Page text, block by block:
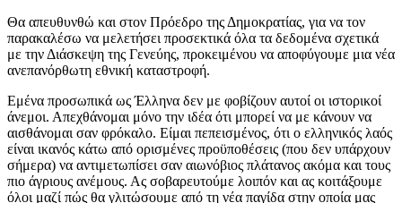
Θα απευθυνθώ και στον Πρόεδρο της Δημοκρατίας, για να τον
παρακαλέσω να μελετήσει προσεκτικά όλα τα δεδομένα σχετικά
με την Διάσκεψη της Γενεύης, προκειμένου να αποφύγουμε μια νέα
ανεπανόρθωτη εθνική καταστροφή.
Εμένα προσωπικά ως Έλληνα δεν με φοβίζουν αυτοί οι ιστορικοί
άνεμοι. Απεχθάνομαι μόνο την ιδέα ότι μπορεί να με κάνουν να
αισθάνομαι σαν φρόκαλο. Είμαι πεπεισμένος, ότι ο ελληνικός λαός
είναι ικανός κάτω από ορισμένες προϋποθέσεις (που δεν υπάρχουν
σήμερα) να αντιμετωπίσει σαν αιωνόβιος πλάτανος ακόμα και τους
πιο άγριους ανέμους. Ας σοβαρευτούμε λοιπόν και ας κοιτάξουμε
όλοι μαζί πώς θα γλιτώσουμε από τη νέα παγίδα στην οποία μας